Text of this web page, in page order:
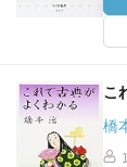
こ
橋